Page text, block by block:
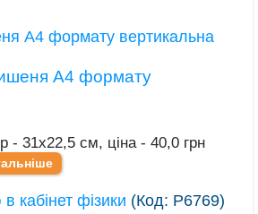
А4 формату вертикальна
- 31х22,5 см, ціна - 40,0 грн
кабінет фізики (Код: Р6769)